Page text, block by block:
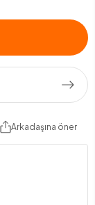
Arkadaşına öner